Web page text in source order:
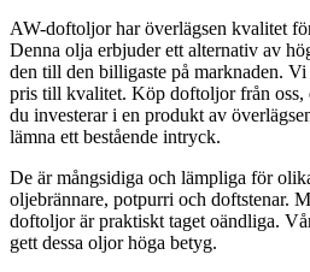
AW-doftoljor har överlägsen kvalitet
Denna olja erbjuder ett alternativ av
den till den billigaste på marknaden.
pris till kvalitet. Köp doftoljor från oss,
du investerar i en produkt av
lämna ett bestående intryck.
De är mångsidiga och lämpliga för
oljebrännare, potpurri och doftstenar.
doftoljor är praktiskt taget oändliga.
gett dessa oljor höga betyg.